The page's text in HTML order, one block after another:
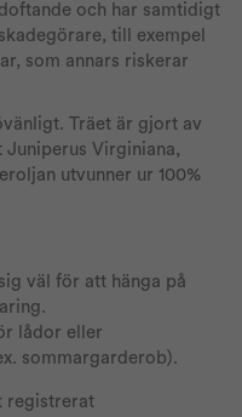
och har samtidigt
till exempel
som annars riskerar
Träet är gjort av
Virginiana,
utvunner ur 100%
väl för att hänga på
lådor eller
sommargarderob).
registrerat